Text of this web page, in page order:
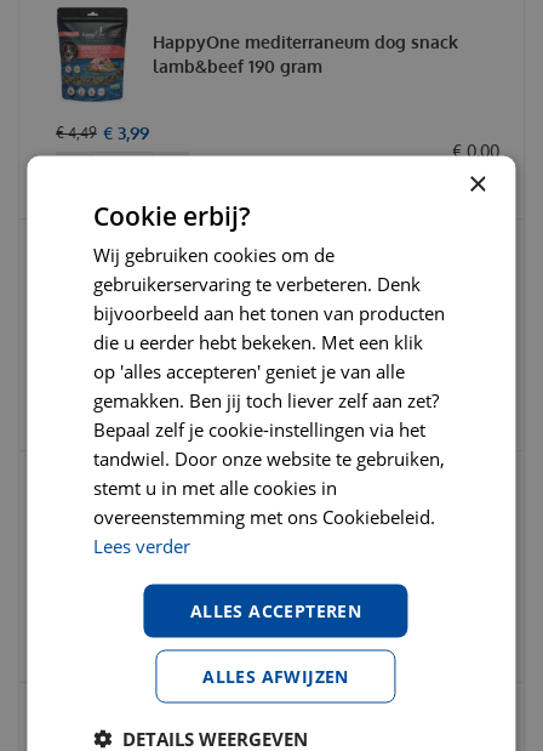
HappyOne mediterraneum dog snack
lamb&beef 190 gram
€ 4,49 € 3,99
€ 0,00
Arden grange crunchy bites kip 225 gram
Hondenkoekjes
€ 4,89
Abby Nature 100% puur bullepees 15 cm
(per stuk)
59
Abby Nature donut buffelhuid met kip 14
×
Cookie erbij?
Wij gebruiken cookies om de
gebruikerservaring te verbeteren. Denk
bijvoorbeeld aan het tonen van producten
die u eerder hebt bekeken. Met een klik
op 'alles accepteren' geniet je van alle
gemakken. Ben jij toch liever zelf aan zet?
Bepaal zelf je cookie-instellingen via het
tandwiel. Door onze website te gebruiken,
stemt u in met alle cookies in
overeenstemming met ons Cookiebeleid.
Lees verder
ALLES ACCEPTEREN
ALLES AFWIJZEN
DETAILS WEERGEVEN